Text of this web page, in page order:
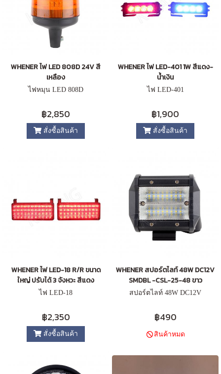
WHENER ไฟ LED 808D 24V สี
เหลือง
ไฟหมุน LED 808D
฿2,850
สั่งซื้อสินค้า
WHENER ไฟ LED-401 1W สีแดง-
น้ำเงิน
ไฟ LED-401
฿1,900
สั่งซื้อสินค้า
WHENER ไฟ LED-18 R/R ขนาด
ใหญ่ ปรับได้ 3 จังหวะ สีแดง
ไฟ LED-18
฿2,350
สั่งซื้อสินค้า
WHENER สปอร์ตไลท์ 48W DC12V
SMDBL -CSL-25-48 ขาว
สปอร์ตไลท์ 48W DC12V
฿490
สินค้าหมด